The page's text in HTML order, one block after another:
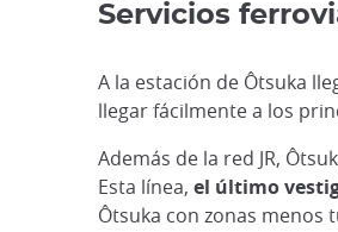
Servicios
A la estación de Ôtsuka
llegar fácilmente a los
Además de la red JR,
Esta línea, el último
Ôtsuka con zonas menos